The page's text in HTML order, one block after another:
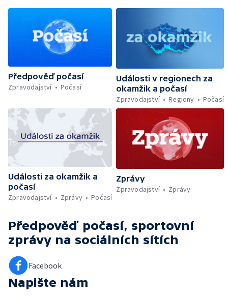
Předpověď počasí
Zpravodajství
Počasí
Události v regionech za
okamžik a počasí
Zpravodajství
Regiony Počasí
Události za okamžik a
počasí
Zpravodajství
Zprávy Počasí
Zprávy
Zpravodajství
Zprávy
Předpověď počasí, sportovní
zprávy na sociálních sítích
Facebook
Napište nám